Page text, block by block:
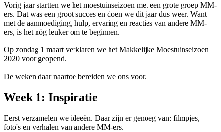
Vorig jaar startten we het moestuinseizoen met een grote groep MM-
ers. Dat was een groot succes en doen we dit jaar dus weer. Want
met de aanmoediging, hulp, ervaring en reacties van andere MM-
ers, is het nóg leuker om te beginnen.
Op zondag 1 maart verklaren we het Makkelijke Moestuinseizoen
2020 voor geopend.
De weken daar naartoe bereiden we ons voor.
Week 1: Inspiratie
Eerst verzamelen we ideeën. Daar zijn er genoeg van: filmpjes,
foto's en verhalen van andere MM-ers.